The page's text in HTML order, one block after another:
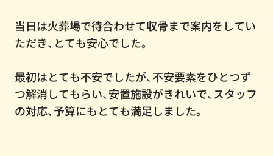
当日は火葬場で待合わせて収骨まで案内をしてい
ただき、とても安心でした。
最初はとても不安でしたが、不安要素をひとつず
つ解消してもらい、安置施設がきれいで、スタッフ
の対応、予算にもとても満足しました。